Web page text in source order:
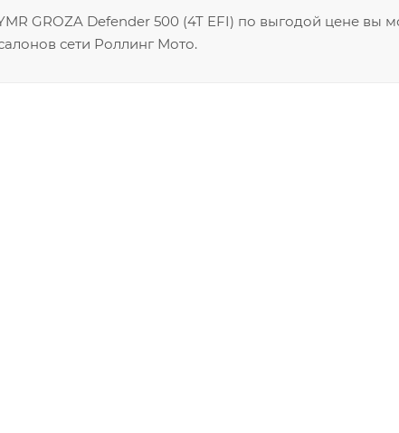
GROZA Defender 500 (4T EFI) по выгодой цене вы
сети Роллинг Мото.